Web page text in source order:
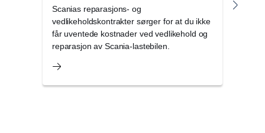
Scanias reparasjons- og
vedlikeholdskontrakter sørger for at du ikke
får uventede kostnader ved vedlikehold og
reparasjon av Scania-lastebilen.